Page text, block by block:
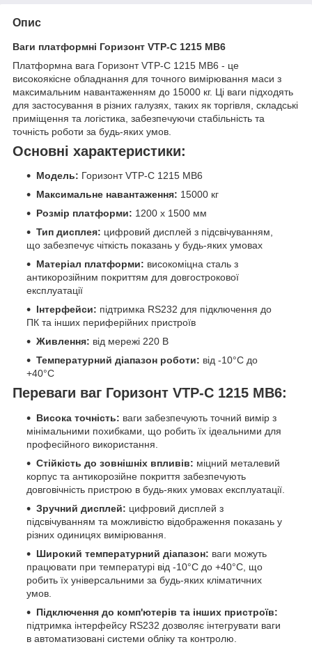
Опис
Ваги платформні Горизонт VTP-С 1215 MB6
Платформна вага Горизонт VTP-С 1215 MB6 - це
високоякісне обладнання для точного вимірювання маси з
максимальним навантаженням до 15000 кг. Ці ваги підходять
для застосування в різних галузях, таких як торгівля, складські
приміщення та логістика, забезпечуючи стабільність та
точність роботи за будь-яких умов.
Основні характеристики:
Модель: Горизонт VTP-С 1215 MB6
Максимальне навантаження: 15000 кг
Розмір платформи: 1200 х 1500 мм
Тип дисплея: цифровий дисплей з підсвічуванням,
що забезпечує чіткість показань у будь-яких умовах
Матеріал платформи: високоміцна сталь з
антикорозійним покриттям для довгострокової
експлуатації
Інтерфейси: підтримка RS232 для підключення до
ПК та інших периферійних пристроїв
Живлення: від мережі 220 В
Температурний діапазон роботи: від -10°C до
+40°C
Переваги ваг Горизонт VTP-С 1215 MB6:
Висока точність: ваги забезпечують точний вимір з
мінімальними похибками, що робить їх ідеальними для
професійного використання.
Стійкість до зовнішніх впливів: міцний металевий
корпус та антикорозійне покриття забезпечують
довговічність пристрою в будь-яких умовах експлуатації.
Зручний дисплей: цифровий дисплей з
підсвічуванням та можливістю відображення показань у
різних одиницях вимірювання.
Широкий температурний діапазон: ваги можуть
працювати при температурі від -10°C до +40°C, що
робить їх універсальними за будь-яких кліматичних
умов.
Підключення до комп'ютерів та інших пристроїв:
підтримка інтерфейсу RS232 дозволяє інтегрувати ваги
в автоматизовані системи обліку та контролю.